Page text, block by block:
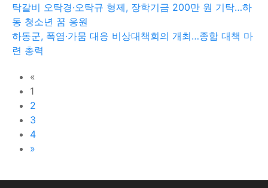
탁갈비 오탁경·오탁규 형제, 장학기금 200만 원 기탁…하
동 청소년 꿈 응원
하동군, 폭염·가뭄 대응 비상대책회의 개최…종합 대책 마
련 총력
«
1
2
3
4
»